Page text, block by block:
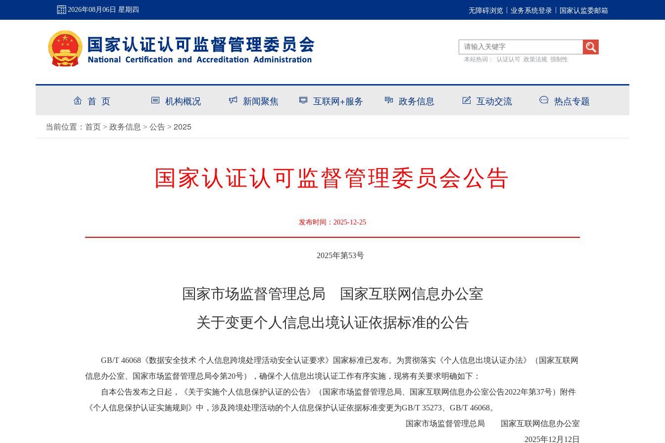
2026年08月06日 星期四 无障碍浏览 业务系统登录 国家认监委邮箱
本站热词： 认证认可 政策法规 强制性
首 页 机构概况 新闻聚焦 互联网+服务 政务信息 互动交流 热点专题
当前位置： 首页 > 政务信息 > 公告 > 2025
国家认证认可监督管理委员会公告
发布时间：2025-12-25
2025年第53号
国家市场监督管理总局 国家互联网信息办公室
关于变更个人信息出境认证依据标准的公告
GB/T 46068《数据安全技术 个人信息跨境处理活动安全认证要求》国家标准已发布。为贯彻落实《个人信息出境认证办法》（国家互联网
信息办公室、国家市场监督管理总局令第20号），确保个人信息出境认证工作有序实施，现将有关要求明确如下：
自本公告发布之日起，《关于实施个人信息保护认证的公告》（国家市场监督管理总局、国家互联网信息办公室公告2022年第37号）附件
《个人信息保护认证实施规则》中，涉及跨境处理活动的个人信息保护认证依据标准变更为GB/T 35273、GB/T 46068。
国家市场监督管理总局 国家互联网信息办公室
2025年12月12日